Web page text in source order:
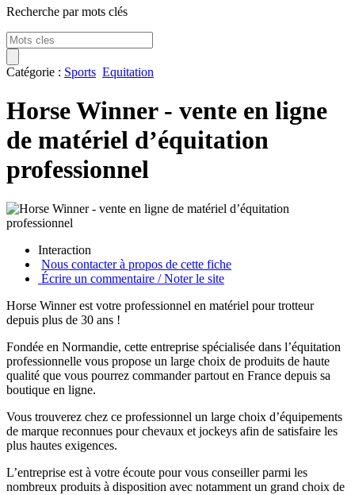
Recherche par mots clés
Catégorie : Sports Equitation
Horse Winner - vente en ligne
de matériel d’équitation
professionnel
Interaction
Nous contacter à propos de cette fiche
Écrire un commentaire / Noter le site
Horse Winner est votre professionnel en matériel pour trotteur
depuis plus de 30 ans !
Fondée en Normandie, cette entreprise spécialisée dans l’équitation
professionnelle vous propose un large choix de produits de haute
qualité que vous pourrez commander partout en France depuis sa
boutique en ligne.
Vous trouverez chez ce professionnel un large choix d’équipements
de marque reconnues pour chevaux et jockeys afin de satisfaire les
plus hautes exigences.
L’entreprise est à votre écoute pour vous conseiller parmi les
nombreux produits à disposition avec notamment un grand choix de